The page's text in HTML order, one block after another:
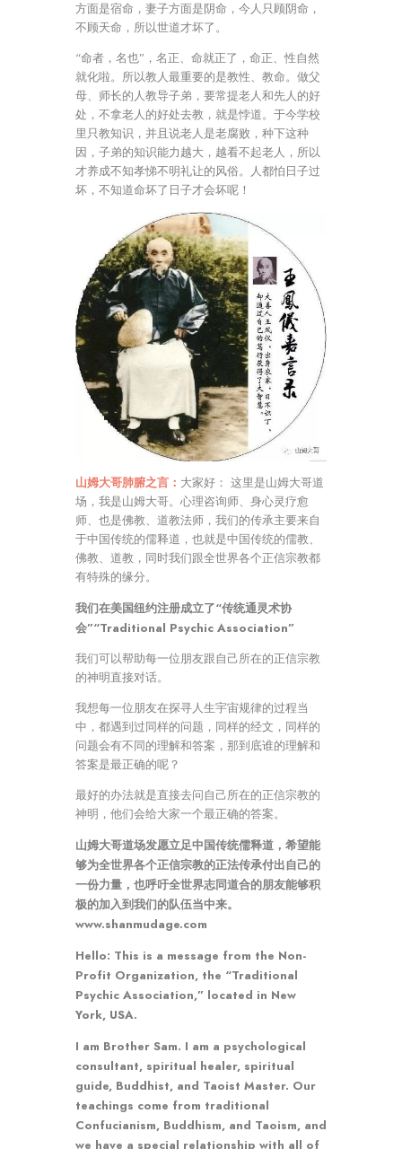
方面是宿命，妻子方面是阴命，今人只顾阴命，
不顾天命，所以世道才坏了。
“命者，名也”，名正、命就正了，命正、性自然
就化啦。所以教人最重要的是教性、教命。做父
母、师长的人教导子弟，要常提老人和先人的好
处，不拿老人的好处去教，就是悖道。于今学校
里只教知识，并且说老人是老腐败，种下这种
因，子弟的知识能力越大，越看不起老人，所以
才养成不知孝悌不明礼让的风俗。人都怕日子过
坏，不知道命坏了日子才会坏呢！
山姆大哥肺腑之言： 大家好： 这里是山姆大哥道
场，我是山姆大哥。心理咨询师、身心灵疗愈
师、也是佛教、道教法师，我们的传承主要来自
于中国传统的儒释道，也就是中国传统的儒教、
佛教、道教，同时我们跟全世界各个正信宗教都
有特殊的缘分。
我们在美国纽约注册成立了“传统通灵术协
会”“Traditional Psychic Association”
我们可以帮助每一位朋友跟自己所在的正信宗教
的神明直接对话。
我想每一位朋友在探寻人生宇宙规律的过程当
中，都遇到过同样的问题，同样的经文，同样的
问题会有不同的理解和答案，那到底谁的理解和
答案是最正确的呢？
最好的办法就是直接去问自己所在的正信宗教的
神明，他们会给大家一个最正确的答案。
山姆大哥道场发愿立足中国传统儒释道，希望能
够为全世界各个正信宗教的正法传承付出自己的
一份力量，也呼吁全世界志同道合的朋友能够积
极的加入到我们的队伍当中来。
www.shanmudage.com
Hello: This is a message from the Non-
Profit Organization, the “Traditional
Psychic Association,” located in New
York, USA.
I am Brother Sam. I am a psychological
consultant, spiritual healer, spiritual
guide, Buddhist, and Taoist Master. Our
teachings come from traditional
Confucianism, Buddhism, and Taoism, and
we have a special relationship with all of